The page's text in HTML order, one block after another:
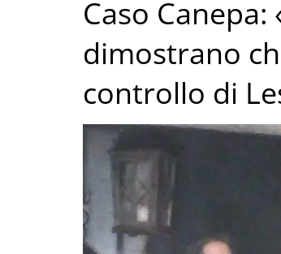
Caso
dimostrano
controllo di